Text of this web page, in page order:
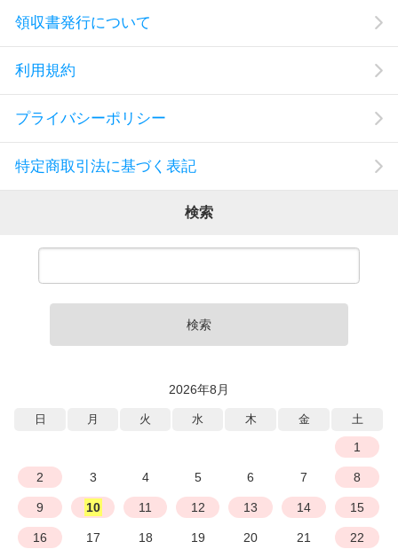
領収書発行について
利用規約
プライバシーポリシー
特定商取引法に基づく表記
検索
検索
2026年8月
日 月 火 水 木 金 土
1
2 3 4 5 6 7 8
9 10 11 12 13 14 15
16 17 18 19 20 21 22